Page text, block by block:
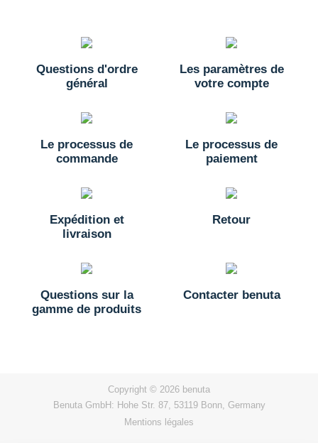
Questions d'ordre
général
Les paramètres de
votre compte
Le processus de
commande
Le processus de
paiement
Expédition et
livraison
Retour
Questions sur la
gamme de produits
Contacter benuta
Copyright © 2026 benuta
Benuta GmbH: Hohe Str. 87, 53119 Bonn, Germany
Mentions légales